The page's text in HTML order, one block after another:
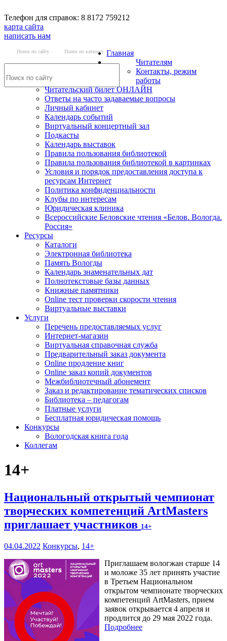
Телефон для справок: 8 8172 759212
карта сайта
написать нам
Поиск по сайту Поиск по каталогу Главная
Читателям
Контакты, режим
работы
Читательский билет ОНЛАЙН
Ответы на часто задаваемые вопросы
Личный кабинет
Календарь событий
Виртуальный концертный зал
Подкасты
Календарь выставок
Правила пользования библиотекой
Правила пользования библиотекой в картинках
Условия и порядок предоставления доступа к
ресурсам Интернет
Политика конфиденциальности
Клубы по интересам
Юридическая клиника
Всероссийские Беловские чтения «Белов. Вологда.
Россия»
Ресурсы
Каталоги
Электронная библиотека
Память Вологды
Календарь знаменательных дат
Полнотекстовые базы данных
Книжные памятники
Online тест проверки скорости чтения
Виртуальные выставки
Услуги
Перечень предоставляемых услуг
Интернет-магазин
Виртуальная справочная служба
Предварительный заказ документа
Online продление книг
Online заказ копий документов
Межбиблиотечный абонемент
Заказ и редактирование тематических списков
Библиотека – педагогам
Платные услуги
Бесплатная юридическая помощь
Конкурсы
Вологодская книга года
Коллегам
14+
Национальный открытый чемпионат
творческих компетенций ArtMasters
приглашает участников 14+
04.04.2022 Конкурсы, 14+
Приглашаем вологжан старше 14
и моложе 35 лет принять участие
в Третьем Национальном
открытом чемпионате творческих
компетенций ArtMasters, прием
заявок открывается 4 апреля и
продлится до 29 мая 2022 года.
Подробнее